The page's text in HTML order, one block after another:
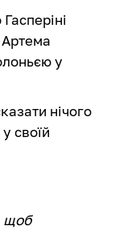
у
нічого
своїй
щоб